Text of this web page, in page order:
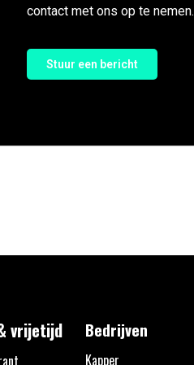
contact met ons op te nemen.
Stuur een bericht
vrijetijd Bedrijven
Kapper